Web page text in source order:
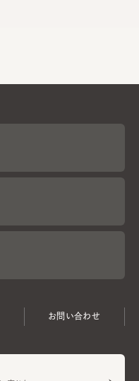
お問い合わせ